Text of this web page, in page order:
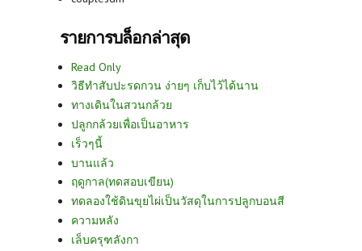
รายการบล็อกล่าสุด
Read Only
วิธีทำสับปะรดกวน ง่ายๆ เก็บไว้ได้นาน
ทางเดินในสวนกล้วย
ปลูกกล้วยเพื่อเป็นอาหาร
เร็วๆนี้
บานแล้ว
ฤดูกาล(ทดสอบเขียน)
ทดลองใช้ดินขุยไผ่เป็นวัสดุในการปลูกบอนสี
ความหลัง
เล็บครุฑลังกา